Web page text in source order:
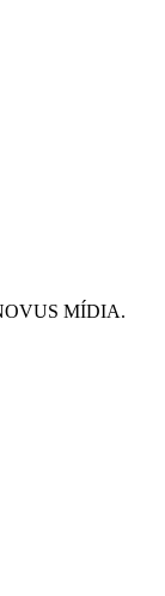
MÍDIA.